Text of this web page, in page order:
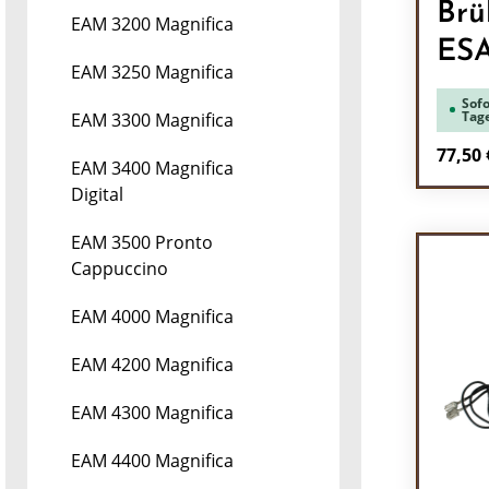
EAM 3200 Magnifica
EAM 3250 Magnifica
EAM 3300 Magnifica
EAM 3400 Magnifica
Digital
EAM 3500 Pronto
Cappuccino
EAM 4000 Magnifica
EAM 4200 Magnifica
EAM 4300 Magnifica
EAM 4400 Magnifica
77,50